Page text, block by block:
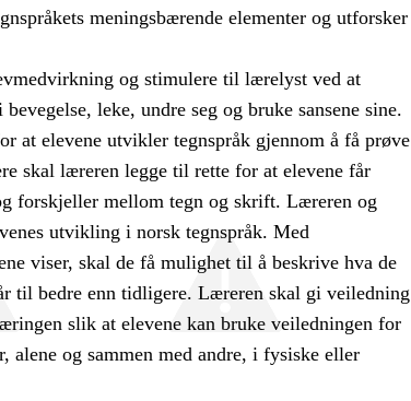
meningsbærende elementer og utforsker
og stimulere til lærelyst ved at
leke, undre seg og bruke sansene sine.
at elevene utvikler tegnspråk gjennom å få prøve
skal læreren legge til rette for at elevene får
forskjeller mellom tegn og skrift. Læreren og
utvikling i norsk tegnspråk. Med
viser, skal de få mulighet til å beskrive hva de
til bedre enn tidligere. Læreren skal gi veiledning
slik at elevene kan bruke veiledningen for
alene og sammen med andre, i fysiske eller